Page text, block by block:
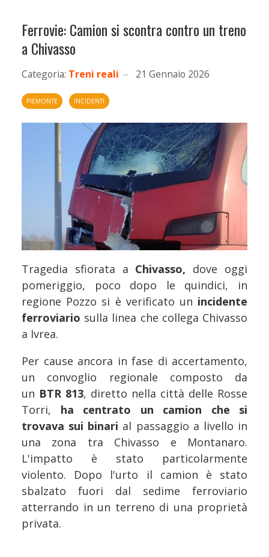
Ferrovie: Camion si scontra contro un treno
a Chivasso
Categoria: Treni reali 21 Gennaio 2026
PIEMONTE INCIDENTI
Tragedia sfiorata a Chivasso, dove oggi
pomeriggio, poco dopo le quindici, in
regione Pozzo si è verificato un incidente
ferroviario sulla linea che collega Chivasso
a Ivrea.
Per cause ancora in fase di accertamento,
un convoglio regionale composto da
un BTR 813, diretto nella città delle Rosse
Torri, ha centrato un camion che si
trovava sui binari al passaggio a livello in
una zona tra Chivasso e Montanaro.
L'impatto è stato particolarmente
violento. Dopo l'urto il camion è stato
sbalzato fuori dal sedime ferroviario
atterrando in un terreno di una proprietà
privata.